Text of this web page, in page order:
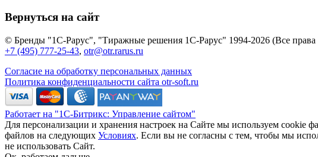
Вернуться на сайт
© Бренды "1С-Рарус", "Тиражные решения 1С-Рарус" 1994-2026 (Все
+7 (495) 777-25-43, otr@otr.rarus.ru
Согласие на обработку персональных данных
Политика конфиденциальности сайта otr-soft.ru
Работает на "1С-Битрикс: Управление сайтом"
Для персонализации и хранения настроек на Сайте мы используем cookie
файлов на следующих Условиях. Если вы не согласны с тем, чтобы мы
не использовать Сайт.